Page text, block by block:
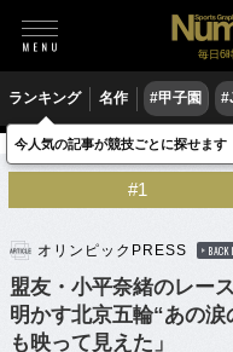
毎日6
ランキング 名作 #甲子園
冬季スポーツ スピードスケート
#1
オリンピックPRESS BACK
盟友・小平奈緒のレー
明かす北京五輪“あの
も映って見えた」
今人気の記事が競技ごとに探せます